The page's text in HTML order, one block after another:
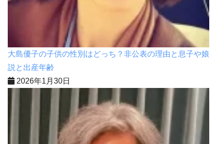
大島優子の子供の性別はどっち？非公表の理由と息子や娘
説と出産年齢
2026年1月30日